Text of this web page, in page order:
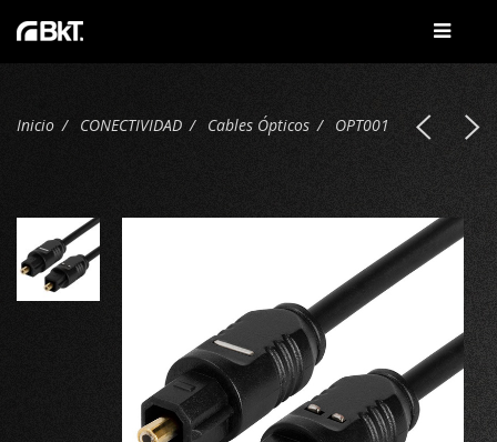
Inicio CONECTIVIDAD Cables Ópticos OPT001